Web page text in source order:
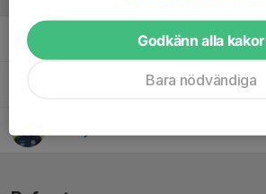
Alexandra AndersénTränare
Ass Tränare
Godkänn alla kakor
Bara nödvändiga